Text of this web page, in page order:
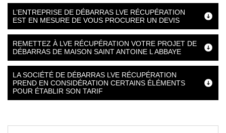
L’ENTREPRISE DE DÉBARRAS LVE RÉCUPÉRATION
EST EN MESURE DE VOUS PROCURER UN DEVIS
REMETTEZ À LVE RÉCUPÉRATION VOTRE PROJET DE
DÉBARRAS DE MAISON SAINT ANTOINE L ABBAYE
LA SOCIÉTÉ DE DÉBARRAS LVE RÉCUPÉRATION
PREND EN CONSIDÉRATION CERTAINS ÉLÉMENTS
POUR ÉTABLIR SON TARIF